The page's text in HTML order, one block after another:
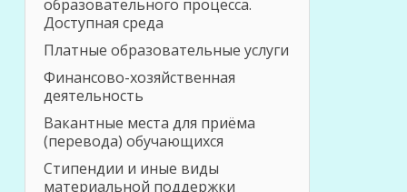
образовательного процесса.
Доступная среда
Платные образовательные услуги
Финансово-хозяйственная
деятельность
Вакантные места для приёма
(перевода) обучающихся
Стипендии и иные виды
материальной поддержки